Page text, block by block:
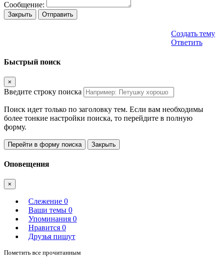
Сообщение:
Закрыть Отправить
Создать тему
Ответить
Быстрый поиск
×
Введите строку поиска
Поиск идет только по заголовку тем. Если вам необходимы
более тонкие настройки поиска, то перейдите в полную
форму.
Перейти в форму поиска Закрыть
Оповещения
×
Слежение 0
Ваши темы 0
Упоминания 0
Нравится 0
Друзья пишут
Пометить все прочитанным